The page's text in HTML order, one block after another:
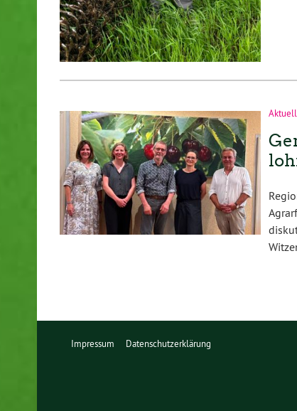
Impressum Datenschutzerklärung